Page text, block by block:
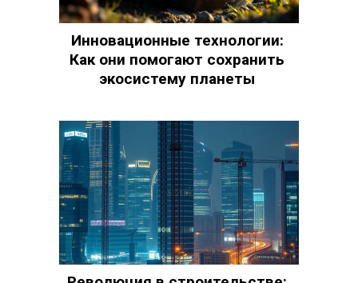
Инновационные технологии:
Как они помогают сохранить
экосистему планеты